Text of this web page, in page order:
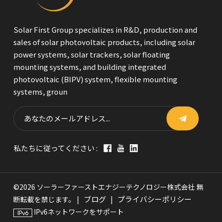
Solar First Group specializes in R&D, production and
sales of solar photovoltaic products, including solar
power systems, solar trackers, solar floating
mounting systems, and building integrated
photovoltaic (BIPV) system, flexible mounting
systems, groun
私たちに従ってください :
©2026 ソーラーファーストエナジーテクノロジー株式会社 無
断転載を禁じます。 |
ブログ プライバシーポリシー
IPv6ネットワークをサポート